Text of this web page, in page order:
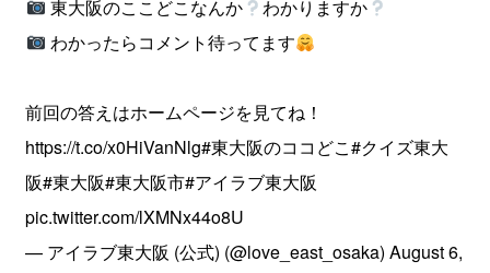
東大阪のここどこなんか
わかりますか
わかったらコメント待ってます
前回の答えはホームページを見てね！
https://t.co/x0HiVanNlg#東大阪のココどこ#クイズ東大
阪#東大阪#東大阪市#アイラブ東大阪
pic.twitter.com/lXMNx44o8U
— アイラブ東大阪 (公式) (@love_east_osaka)August 6,